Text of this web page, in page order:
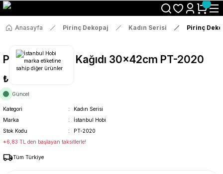
Size Özel "HG10" Koduyla Sepette Hemen %10 İndirimi Kaçırma
Anasayfa Pirinç Dekopaj Kadın Serisi Pirinç
Pirinç Dekopaj Kağıdı 30x42cm PT-2020
₺36
Güncel
Kategori
Kadın Serisi
Marka
İstanbul Hobi
Stok Kodu
PT-2020
*6,83 TL den başlayan taksitlerle!
Tüm Türkiye